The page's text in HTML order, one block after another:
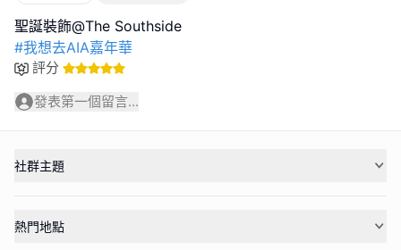
#我想去AIA嘉年華
評分
發表第一個留言...
社群主題
熱門地點